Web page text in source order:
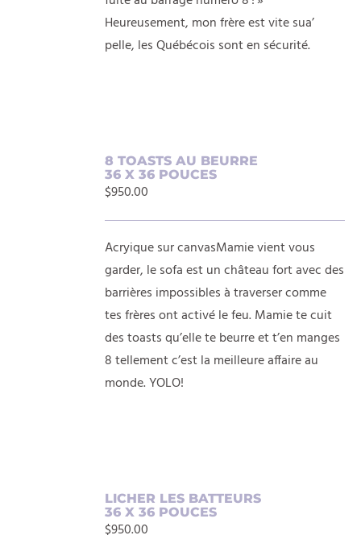
Heureusement, mon frère est vite sua’
pelle, les Québécois sont en sécurité.
8 TOASTS AU BEURRE
36 X 36 POUCES
$950.00
Acryique sur canvasMamie vient vous
garder, le sofa est un château fort avec des
barrières impossibles à traverser comme
tes frères ont activé le feu. Mamie te cuit
des toasts qu’elle te beurre et t’en manges
8 tellement c’est la meilleure affaire au
monde. YOLO!
LICHER LES BATTEURS
36 X 36 POUCES
$950.00